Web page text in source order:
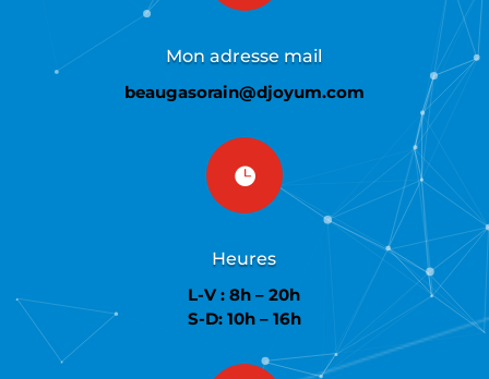
Mon adresse mail
beaugasorain@djoyum.com

Heures
L-V : 8h – 20h
S-D: 10h – 16h